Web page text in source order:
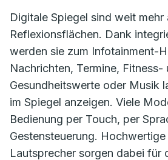
Digitale Spiegel sind weit mehr
Reflexionsflächen. Dank
werden sie zum Infotainment-
Nachrichten, Termine, Fitness-
Gesundheitswerte oder Musik
im Spiegel anzeigen. Viele
Bedienung per Touch, per
Gestensteuerung.
Lautsprecher sorgen dabei für